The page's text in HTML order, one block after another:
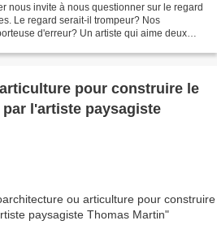
nous invite à nous questionner sur le regard
Le regard serait-il trompeur? Nos
d'erreur? Un artiste qui aime deux
pour construire le
l'artiste paysagiste